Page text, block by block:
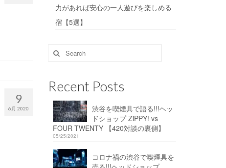
9
6月 2020
力があれば安心の一人遊びを楽しめる
宿【5選】
Search
for:
Recent Posts
渋谷を喫煙具で語る!!!ヘッ
ドショップ ZiPPY! vs
FOUR TWENTY 【420対談の裏側】
05/25/2021
コロナ禍の渋谷で喫煙具を